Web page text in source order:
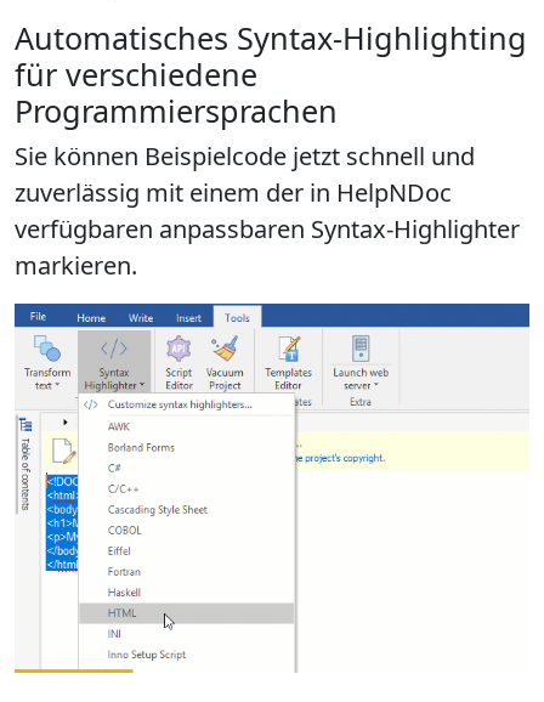
Automatisches Syntax-Highlighting
für verschiedene
Programmiersprachen
Sie können Beispielcode jetzt schnell und
zuverlässig mit einem der in HelpNDoc
verfügbaren anpassbaren Syntax-Highlighter
markieren.